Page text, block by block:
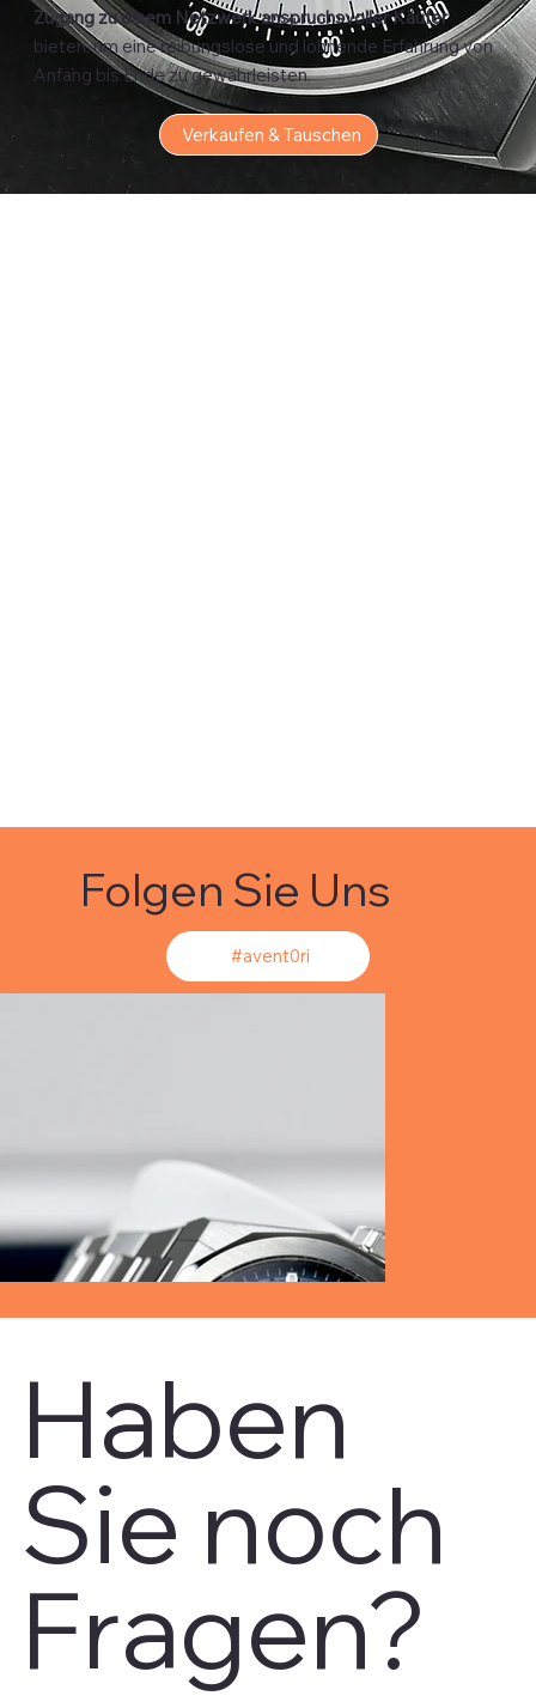
Zugang zu einem Netzwerk anspruchsvoller Käufer
bieten, um eine reibungslose und lohnende Erfahrung von
Anfang bis Ende zu gewährleisten.
Verkaufen & Tauschen
Folgen Sie Uns
#avent0ri
Haben
Sie noch
Fragen?